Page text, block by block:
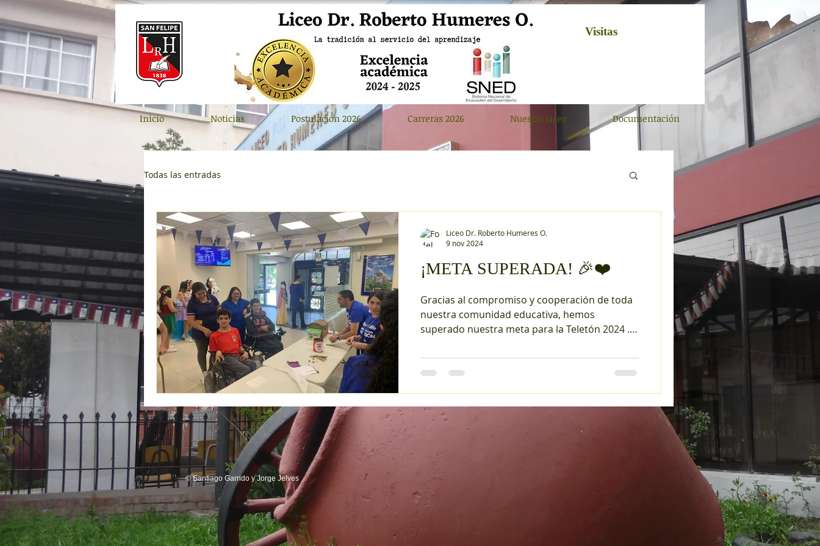
Visitas
Inicio Noticias Postulación 2026 Carreras 2026 Nuestro Liceo Documentación
Todas las entradas
¡META SUPERADA! 🎉❤️
Gracias al compromiso y cooperación de toda
nuestra comunidad educativa, hemos
superado nuestra meta para la Teletón 2024 .
Liceo Dr. Roberto Humeres O.
9 nov 2024
© Santiago Garrido y Jorge Jelves